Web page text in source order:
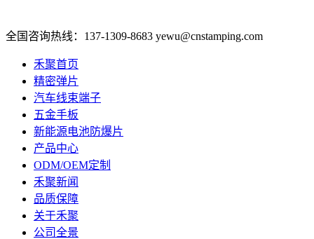
全国咨询热线： 137-1309-8683 yewu@cnstamping.com
禾聚首页
精密弹片
汽车线束端子
五金手板
新能源电池防爆片
产品中心
ODM/OEM定制
禾聚新闻
品质保障
关于禾聚
公司全景